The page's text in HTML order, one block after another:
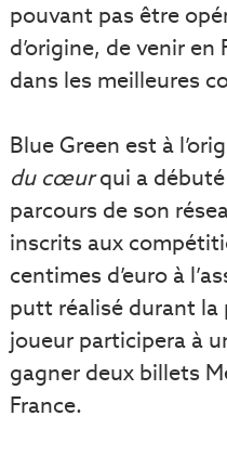
pouvant pas être
d’origine, de venir en
dans les meilleures
Blue Green est à
du cœurqui a
parcours de son
inscrits aux
centimes d’euro à
putt réalisé durant la
joueur participera à
gagner deux billets
France.